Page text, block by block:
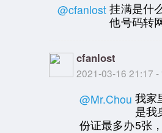
@cfanlost 挂满是什
他号码转
cfanlost
2021-03-16 21:17 -
@Mr.Chou 我家
是我
份证最多办5张